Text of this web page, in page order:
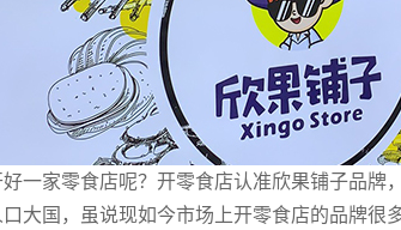
一家零食店呢？开零食店认准欣果铺子品牌
大国，虽说现如今市场上开零食店的品牌很